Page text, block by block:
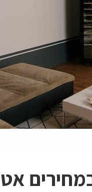
במחירים